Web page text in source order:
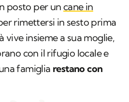
posto per un cane in
rimettersi in sesto prima
insieme a sua moglie,
con il rifugio locale e
famiglia restano con